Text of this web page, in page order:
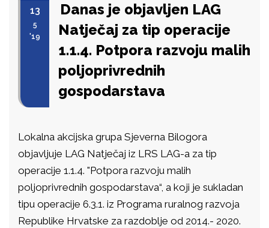
13
5
'19
Danas je objavljen LAG
Natječaj za tip operacije
1.1.4. Potpora razvoju malih
poljoprivrednih
gospodarstava
Lokalna akcijska grupa Sjeverna Bilogora
objavljuje LAG Natječaj iz LRS LAG-a za tip
operacije 1.1.4. "Potpora razvoju malih
poljoprivrednih gospodarstava“, a koji je sukladan
tipu operacije 6.3.1. iz Programa ruralnog razvoja
Republike Hrvatske za razdoblje od 2014.- 2020.